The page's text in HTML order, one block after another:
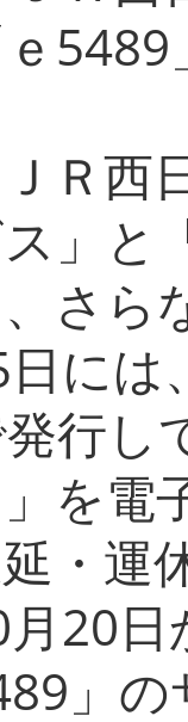
Ｒ西
ス」
さら
に
行し
を電
・運
20
」